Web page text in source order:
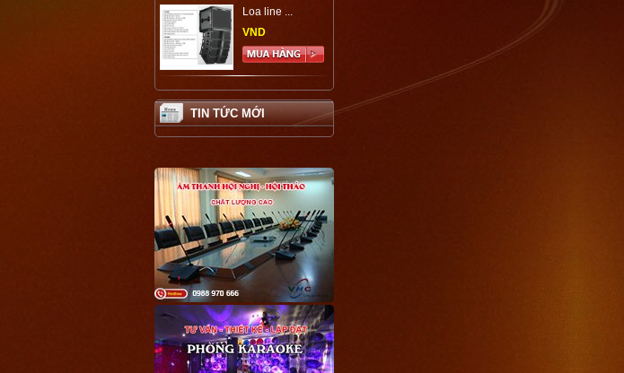
Loa line ...
VND
TIN TỨC MỚI